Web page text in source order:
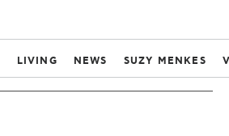
LIVING NEWS SUZY MENKES